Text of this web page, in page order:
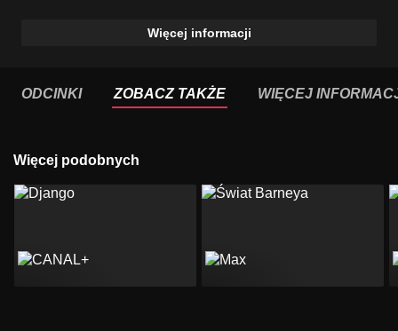
Więcej informacji
ODCINKI ZOBACZ TAKŻE WIĘCEJ
Więcej podobnych